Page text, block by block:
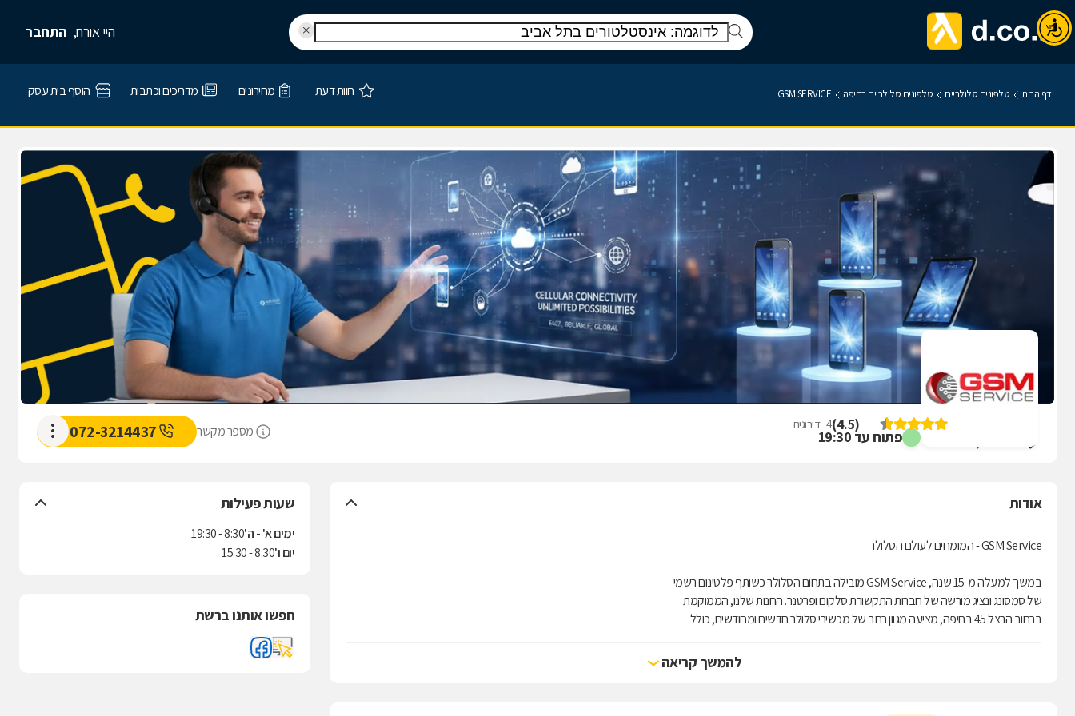
היי אורח, התחבר
דף הבית טלפונים סלולריים טלפונים סלולריים בחיפה GSM SERVICE חוות דעת מחירונים מדריכים וכתבות הוסף בית עסק
פתוח עד 19:30
GSM SERVICE
(
4.5
)
4 דירוגים מספר מקשר 072-3214437
אודות
GSM Service - המומחים לעולם הסלולר
במשך למעלה מ-15 שנה, GSM Service מובילה בתחום הסלולר כשותף פלטינום רשמי
של סמסונג ונציג מורשה של חברות התקשורת סלקום ופרטנר. החנות שלנו, הממוקמת
ברחוב הרצל 45 בחיפה, מציעה מגוון רחב של מכשירי סלולר חדשים ומחודשים, כולל
לאביזרים נלווים חיוניים כגון סוללות, דיבוריות, מטענים, מגני מסך ונרתיקים. כמו כן,
להמשך קריאה
שעות פעילות
ימים א' - ה'8:30 - 19:30
יום ו'8:30 - 15:30
חפשו אותנו ברשת